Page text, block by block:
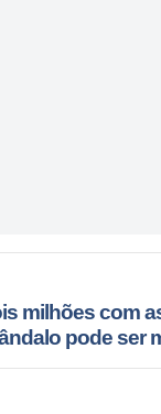
milhões com
pode ser